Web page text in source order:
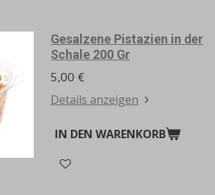
Gesalzene Pistazien in der
Schale 200 Gr
5,00 €
Details anzeigen
IN DEN WARENKORB